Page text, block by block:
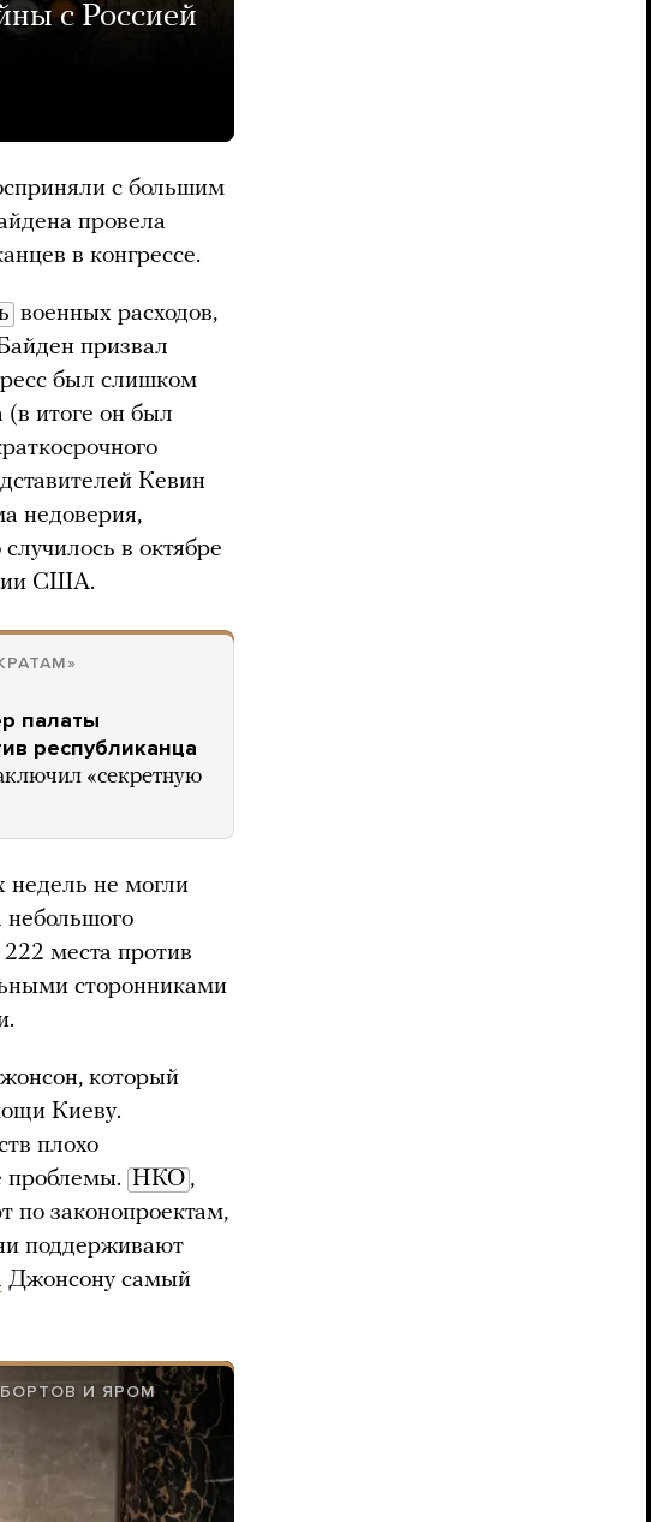
с Россией
с большим
провела
в конгрессе.
военных расходов,
призвал
был слишком
(в итоге он был
Кевин
недоверия,
в октябре
США.
палаты
республиканца
«секретную
недель не могли
небольшого
222 места против
сторонниками
который
Киеву.
плохо
проблемы. НКО ,
по законопроектам,
поддерживают
Джонсону самый
И ЯРОМ